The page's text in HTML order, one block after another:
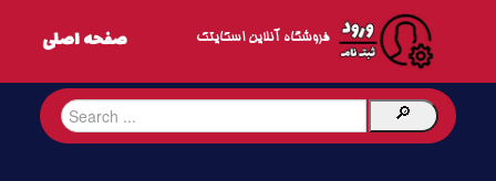
فروشگاه آنلاین اسکایتک